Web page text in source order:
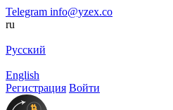
Telegram info@yzex.co
ru
Русский
English
Регистрация Войти